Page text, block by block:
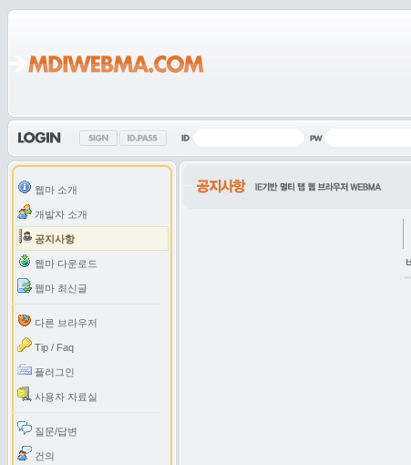
웹마 소개
개발자 소개
공지사항
웹마 다운로드
웹마 최신글
다른 브라우저
Tip / Faq
플러그인
사용자 자료실
질문/답변
건의